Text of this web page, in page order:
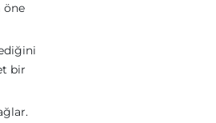
öne
bir